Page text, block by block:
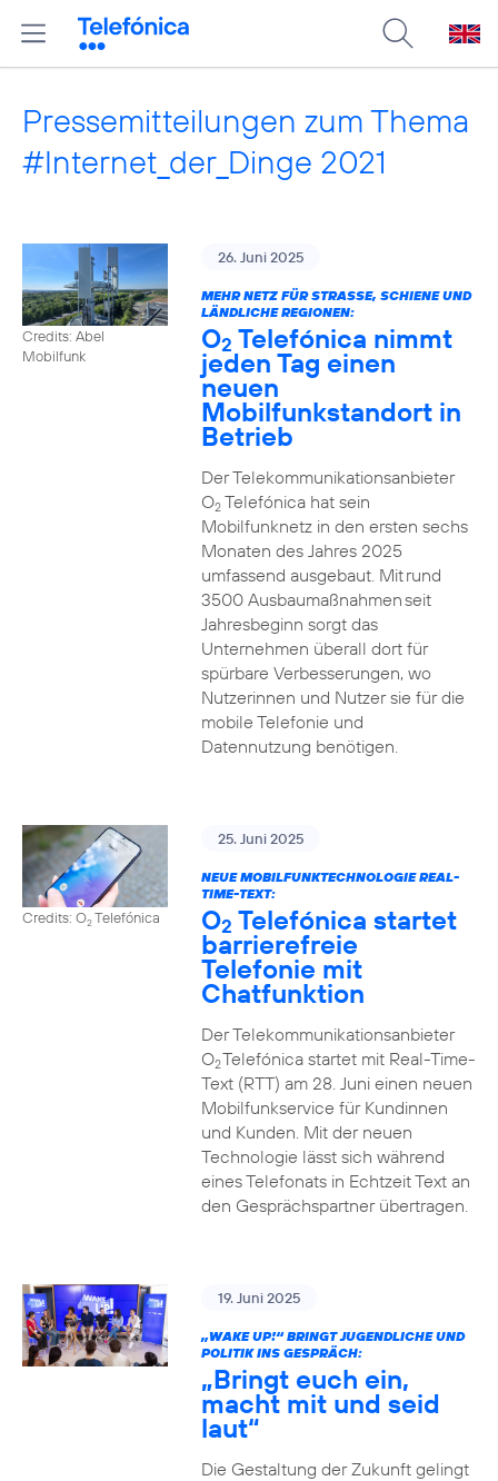
Pressemitteilungen zum Thema
#Internet_der_Dinge 2021
Credits: Abel
Mobilfunk
26. Juni 2025
MEHR NETZ FÜR STRASSE, SCHIENE UND L
ÄNDLICHE REGIONEN:
O2 Telefónica nimmt
jeden Tag einen
neuen
Mobilfunkstandort in
Betrieb
Der Telekommunikationsanbieter
O2Telefónica hat sein
Mobilfunknetz in den ersten sechs
Monaten des Jahres 2025
umfassend ausgebaut. Mit rund
3500 Ausbaumaßnahmen seit
Jahresbeginn sorgt das
Unternehmen überall dort für
spürbare Verbesserungen, wo
Nutzerinnen und Nutzer sie für die
mobile Telefonie und
Datennutzung benötigen.
Credits: O2Telefónica
25. Juni 2025
NEUE MOBILFUNKTECHNOLOGIE REAL-
TIME-TEXT:
O2 Telefónica startet
barrierefreie
Telefonie mit
Chatfunktion
Der Telekommunikationsanbieter
O2Telefónica startet mit Real-Time-
Text (RTT) am 28. Juni einen neuen
Mobilfunkservice für Kundinnen
und Kunden. Mit der neuen
Technologie lässt sich während
eines Telefonats in Echtzeit Text an
den Gesprächspartner übertragen.
19. Juni 2025
„WAKE UP!“ BRINGT JUGENDLICHE UND
POLITIK INS GESPRÄCH:
„Bringt euch ein,
macht mit und seid
laut“
Die Gestaltung der Zukunft gelingt